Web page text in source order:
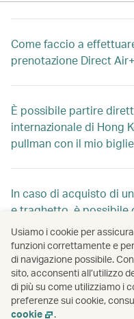
Come faccio a
prenotazione Direct
È possibile partire
internazionale di Hong
pullman con il mio
In caso di acquisto di
e traghetto, è possibile
tassa sui passeggeri in
Qual è l’orario di
bagagli e i voli e
o Zhuhai?
Usiamo i cookie per
funzioni correttamente e
di navigazione possibile.
sito, acconsenti all’utilizzo
di più su come utilizziamo i
preferenze sui cookie,
cookie
.